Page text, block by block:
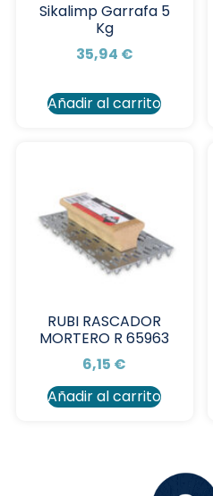
Sikalimp Garrafa 5
Kg
35,94 €
Añadir al carrito
RUBI RASCADOR
MORTERO R 65963
6,15 €
Añadir al carrito